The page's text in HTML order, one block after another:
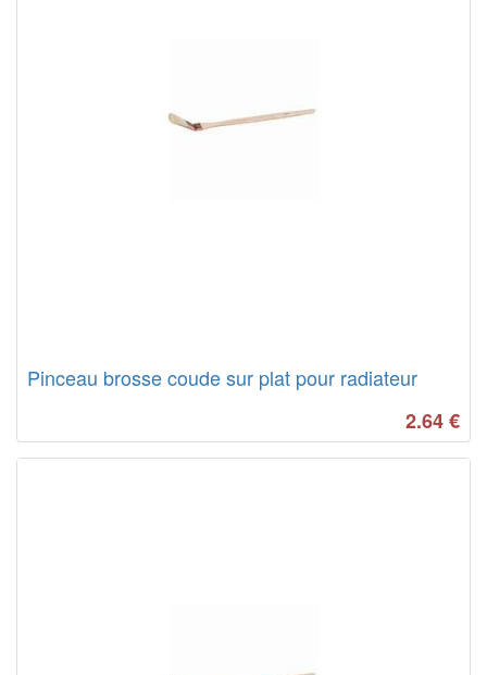
Pinceau brosse coude sur plat pour radiateur
2.64€